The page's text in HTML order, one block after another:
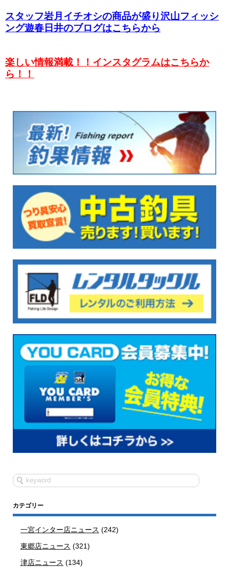
スタッフ岩月イチオシの商品が盛り沢山フィッシ
ング遊春日井のブログはこちらから
楽しい情報満載！！インスタグラムはこちらか
ら！！
カテゴリー
一宮インター店ニュース (242)
東郷店ニュース (321)
津店ニュース (134)